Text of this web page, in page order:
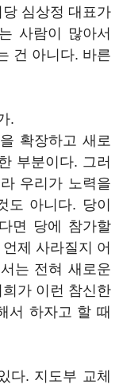
심상정 대표가
사람이 많아서
건 아니다. 바른
.
확장하고 새로
부분이다. 그러
우리가 노력을
도 아니다. 당이
면 당에 참가할
제 사라질지 어
는 전혀 새로운
가 이런 참신한
서 하자고 할 때
다. 지도부 교체